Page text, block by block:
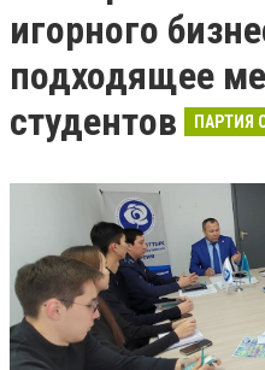
игорного
подходящее
студентов
ПАРТИЯ